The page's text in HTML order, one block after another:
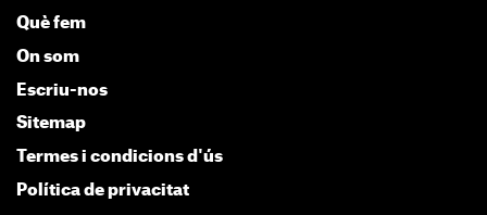
Què fem
On som
Escriu-nos
Sitemap
Termes i condicions d'ús
Política de privacitat